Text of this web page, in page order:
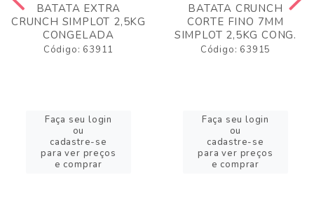
BATATA EXTRA
CRUNCH SIMPLOT 2,5KG
CONGELADA
Código: 63911
Faça seu login
ou
cadastre-se
para ver preços
e comprar
BATATA CRUNCH
CORTE FINO 7MM
SIMPLOT 2,5KG CONG.
Código: 63915
Faça seu login
ou
cadastre-se
para ver preços
e comprar